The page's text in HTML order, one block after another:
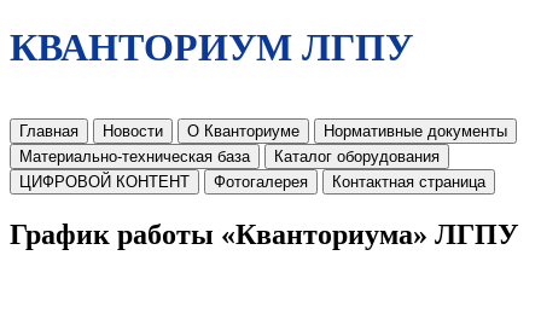
КВАНТОРИУМ ЛГПУ
Главная Новости О Кванториуме
Нормативные документы
Материально-техническая база
Каталог оборудования
ЦИФРОВОЙ КОНТЕНТ
Фотогалерея Контактная страница
График работы «Кванториума» ЛГПУ